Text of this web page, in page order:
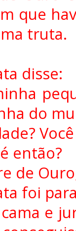
que
truta.
disse:
do
então?
de
foi
e